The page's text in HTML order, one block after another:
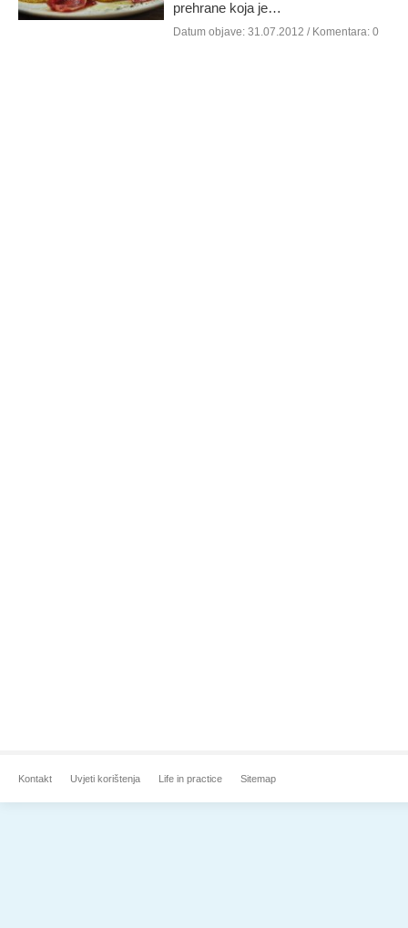
prehrane koja je…
Datum objave: 31.07.2012 / Komentara: 0
Kontakt Uvjeti korištenja Life in practice Sitemap